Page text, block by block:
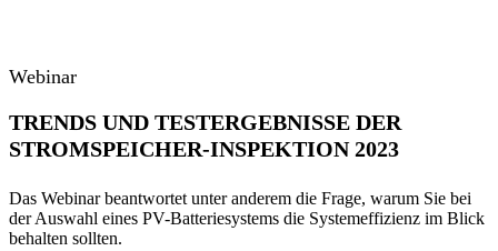
Webinar
TRENDS UND TESTERGEBNISSE DER
STROMSPEICHER-INSPEKTION 2023
Das Webinar beantwortet unter anderem die Frage, warum Sie bei
der Auswahl eines PV-Batteriesystems die Systemeffizienz im Blick
behalten sollten.